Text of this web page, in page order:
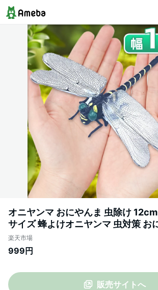
オニヤンマ おにやんま 虫除け
サイズ 蜂よけオニヤンマ 虫対策 お
まくん フィギュア リアル 蜻蛉 昆虫
物 模型 虫よけ トンボ 登山 キャンプ
プ付き
楽天市場
999円
販売サイトへ